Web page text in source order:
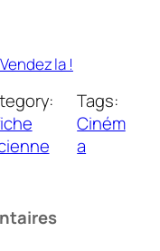
Vendez la !
Tags:
Ciném
a